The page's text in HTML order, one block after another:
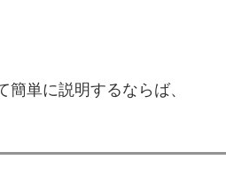
簡単に説明するならば、